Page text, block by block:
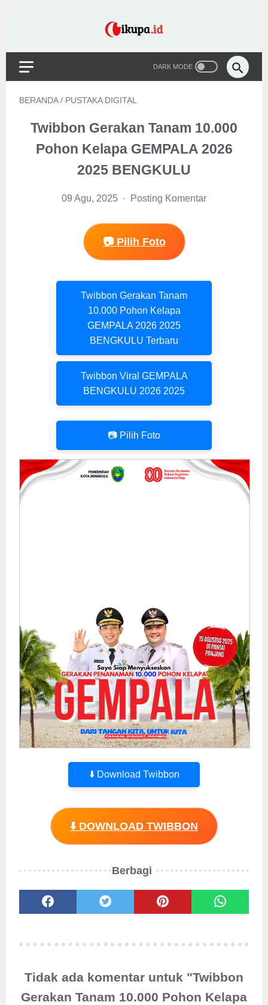
BERANDA / PUSTAKA DIGITAL
Twibbon Gerakan Tanam 10.000
Pohon Kelapa GEMPALA 2026
2025 BENGKULU
09 Agu, 2025 Posting Komentar
📷 Pilih Foto
Twibbon Gerakan Tanam
10.000 Pohon Kelapa
GEMPALA 2026 2025
BENGKULU Terbaru
Twibbon Viral GEMPALA
BENGKULU 2026 2025
📷 Pilih Foto
⬇️ Download Twibbon
⬇️ DOWNLOAD TWIBBON
Berbagi
Tidak ada komentar untuk "Twibbon
Gerakan Tanam 10.000 Pohon Kelapa